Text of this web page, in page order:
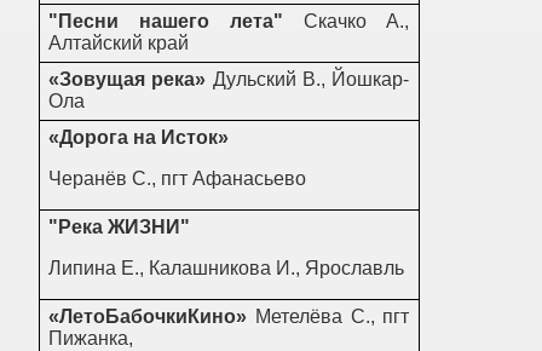
"Песни нашего лета" Скачко А.,
Алтайский край
«Зовущая река» Дульский В., Йошкар-
Ола
«Дорога на Исток»
Черанёв С., пгт Афанасьево
"Река ЖИЗНИ"
Липина Е., Калашникова И., Ярославль
«ЛетоБабочкиКино»Метелёва С., пгт
Пижанка,